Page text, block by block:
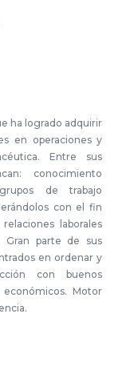
ha logrado adquirir
en operaciones y
Entre sus
conocimiento
de trabajo
con el fin
laborales
Gran parte de sus
en ordenar y
con buenos
Motor